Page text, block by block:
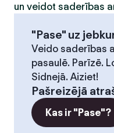
un veidot saderības
"Pase" uz
Veido saderības
pasaulē. Parīzē.
Sidnejā. Aiziet!
Pašreizējā
Kas ir "Pase"?